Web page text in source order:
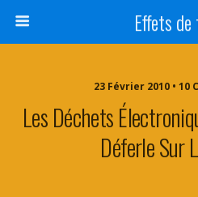
Effets
23 Février 2010 •
Les Déchets
Déferle Sur